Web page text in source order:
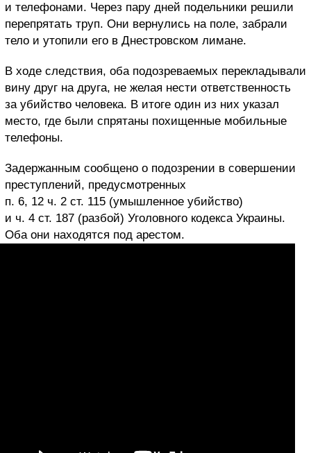
и телефонами. Через пару дней подельники решили
перепрятать труп. Они вернулись на поле, забрали
тело и утопили его в Днестровском лимане.
В ходе следствия, оба подозреваемых перекладывали
вину друг на друга, не желая нести ответственность
за убийство человека. В итоге один из них указал
место, где были спрятаны похищенные мобильные
телефоны.
Задержанным сообщено о подозрении в совершении
преступлений, предусмотренных
п. 6, 12 ч. 2 ст. 115 (умышленное убийство)
и ч. 4 ст. 187 (разбой) Уголовного кодекса Украины.
Оба они находятся под арестом.